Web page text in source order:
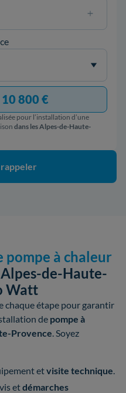
10 800 €
pour l’installation d’une
dans les Alpes-de-Haute-
à chaleur
de-Haute-
Watt
chaque étape pour garantir
de pompe à
Provence. Soyez
etvisite technique.
etdémarches